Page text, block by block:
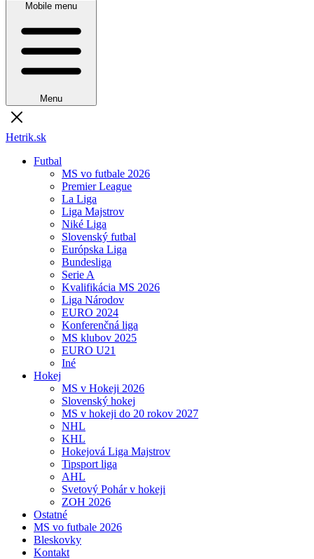
Mobile menu
Menu
Hetrik.sk
Futbal
MS vo futbale 2026
Premier League
La Liga
Liga Majstrov
Niké Liga
Slovenský futbal
Európska Liga
Bundesliga
Serie A
Kvalifikácia MS 2026
Liga Národov
EURO 2024
Konferenčná liga
MS klubov 2025
EURO U21
Iné
Hokej
MS v Hokeji 2026
Slovenský hokej
MS v hokeji do 20 rokov 2027
NHL
KHL
Hokejová Liga Majstrov
Tipsport liga
AHL
Svetový Pohár v hokeji
ZOH 2026
Ostatné
MS vo futbale 2026
Bleskovky
Kontakt